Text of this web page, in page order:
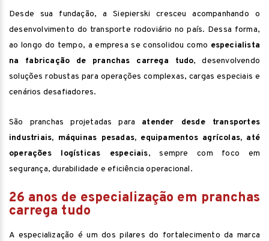
Desde sua fundação, a Siepierski cresceu acompanhando o
desenvolvimento do transporte rodoviário no país. Dessa forma,
ao longo do tempo, a empresa se consolidou como especialista
na fabricação de pranchas carrega tudo, desenvolvendo
soluções robustas para operações complexas, cargas especiais e
cenários desafiadores.
São pranchas projetadas para atender desde transportes
industriais, máquinas pesadas, equipamentos agrícolas, até
operações logísticas especiais, sempre com foco em
segurança, durabilidade e eficiência operacional.
26 anos de especialização em pranchas
carrega tudo
A especialização é um dos pilares do fortalecimento da marca